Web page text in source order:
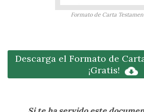
Formato de Carta
Descarga el Formato de
¡Gratis!